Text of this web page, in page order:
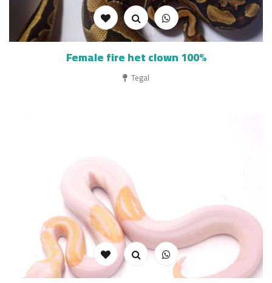
Female fire het clown 100%
Tegal